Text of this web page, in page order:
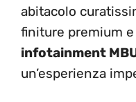
abitacolo
finiture premium
infotainment
un’esperienza